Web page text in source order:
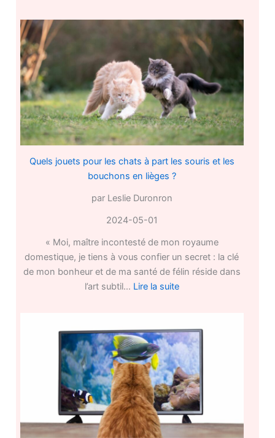
lettre
en
2024
le
prénom
d’un
chat
Quels jouets pour les chats à part les souris et les
bouchons en lièges ?
par Leslie Duronron
2024-05-01
« Moi, maître incontesté de mon royaume
domestique, je tiens à vous confier un secret : la clé
de mon bonheur et de ma santé de félin réside dans
l’art subtil… Lire la suite:
pour
les
chats
à
part
les
souris